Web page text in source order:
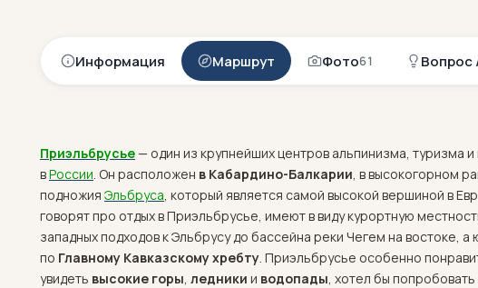
Информация Маршрут Фото61 Вопрос
Приэльбрусье— один из крупнейших центров альпинизма, туризма
вРоссии. Он расположен в Кабардино-Балкарии, в высокогорном
подножия Эльбруса, который является самой высокой вершиной в
говорят про отдых в Приэльбрусье, имеют в виду курортную
западных подходов к Эльбрусу до бассейна реки Чегем на востоке,
по Главному Кавказскому хребту. Приэльбрусье особенно
увидеть высокие горы, ледники и водопады, хотел бы попробовать